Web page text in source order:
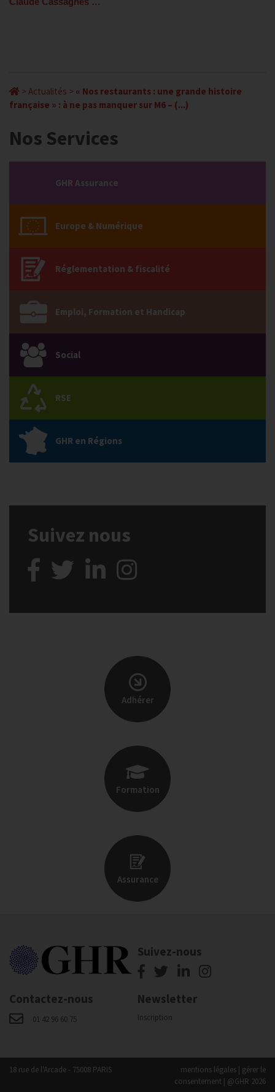
> Actualités > « Nos restaurants : une grande histoire
française » : à ne pas manquer sur M6 – (...)
Nos Services
GHR Assurance
Europe & Numérique
Réglementation & fiscalité
Emploi, Formation et Handicap
Social
RSE
GHR en Régions
Suivez nous
Adhérer
Formation
Assurance
Suivez-nous
Contactez-nous
01 42 96 60 75
Newsletter
Inscription
18 rue de l'Arcade - 75008 PARIS mentions légales | gérer le
consentement | @GHR 2026